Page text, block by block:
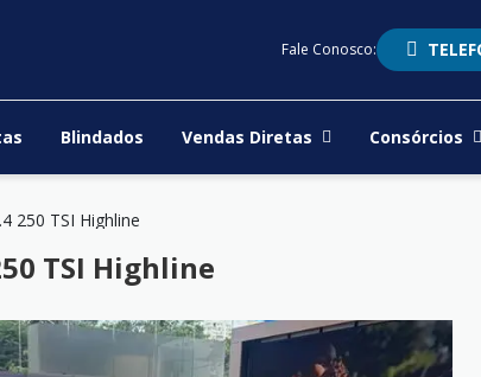
Fale Conosco:
Blindados Vendas Diretas Consórcios
250 TSI Highline
TSI Highline